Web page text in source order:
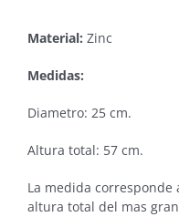
Material: Zinc
Medidas:
Diametro: 25 cm.
Altura total: 57 cm.
La medida
altura total del mas